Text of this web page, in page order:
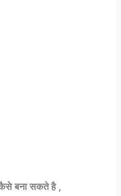
कैसे बना सकते है ,